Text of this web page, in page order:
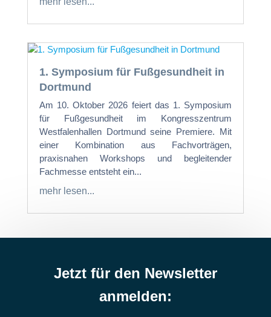
1. Symposium für Fußgesundheit in
Dortmund
Am 10. Oktober 2026 feiert das 1. Symposium
für Fußgesundheit im Kongresszentrum
Westfalenhallen Dortmund seine Premiere. Mit
einer Kombination aus Fachvorträgen,
praxisnahen Workshops und begleitender
Fachmesse entsteht ein...
mehr lesen...
Jetzt für den Newsletter
anmelden: